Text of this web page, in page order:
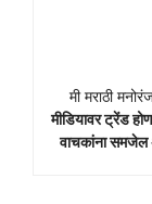
मी मराठी
मीडियावर ट्रेंड
वाचकांना समजेल